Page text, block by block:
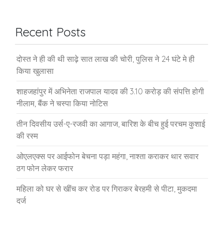
Recent Posts
दोस्त ने ही की थी साढ़े सात लाख की चोरी, पुलिस ने 24 घंटे मे ही
किया खुलासा
शाहजहांपुर में अभिनेता राजपाल यादव की 3.10 करोड़ की संपत्ति होगी
नीलाम, बैंक ने चस्पा किया नोटिस
तीन दिवसीय उर्स-ए-रजवी का आगाज, बारिश के बीच हुई परचम कुशाई
की रस्म
ओएलएक्स पर आईफोन बेचना पड़ा महंगा, नाश्ता कराकर थार सवार
ठग फोन लेकर फरार
महिला को घर से खींच कर रोड पर गिराकर बेरहमी से पीटा, मुकदमा
दर्ज